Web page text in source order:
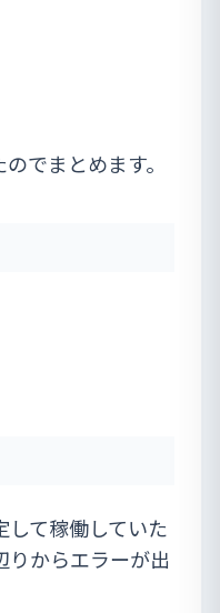
でまとめます。
して稼働していた
りからエラーが出